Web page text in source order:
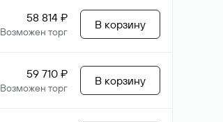
58 814 ₽
Возможен торг
В корзину
59 710 ₽
Возможен торг
В корзину